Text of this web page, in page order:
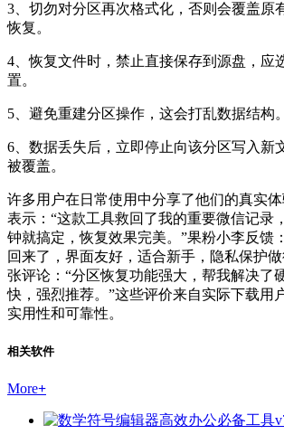
3、切勿对分区再次格式化，否则会覆盖原
恢复。
4、恢复文件时，禁止直接保存到源盘，应
置。
5、避免重建分区操作，这会打乱数据结构。
6、数据丢失后，立即停止向该分区写入新
被覆盖。
许多用户在日常使用中分享了他们的真实
表示：“这款工具救回了我的重要微信记录
钟就搞定，恢复效果完美。”果粉小李反馈
回来了，界面友好，适合新手，隐私保护
张评论：“分区恢复功能强大，帮我解决了
快，强烈推荐。”这些评价来自实际下载用
实用性和可靠性。
相关软件
More+